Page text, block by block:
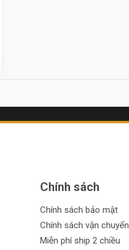
Chính sách
Chính sách bảo mật
Chính sách vận chuyển
Miễn phí ship 2 chiều